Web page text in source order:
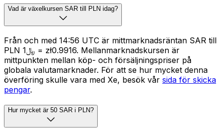
Vad är växelkursen SAR till PLN idag?
Från och med 14:56 UTC är mittmarknadsräntan SAR till
PLN ﷼1 = zł0.9916. Mellanmarknadskursen är
mittpunkten mellan köp- och försäljningspriser på
globala valutamarknader. För att se hur mycket denna
överföring skulle vara med Xe, besök vår sida för skicka
pengar.
Hur mycket är 50 SAR i PLN?